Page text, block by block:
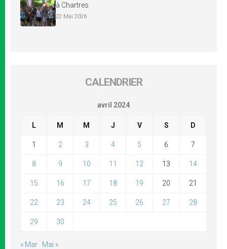
à Chartres
22 Mai 2026
CALENDRIER
avril 2024
L M M J V S D
1 2 3 4 5 6 7
8 9 10 11 12 13 14
15 16 17 18 19 20 21
22 23 24 25 26 27 28
29 30
« Mar Mai »